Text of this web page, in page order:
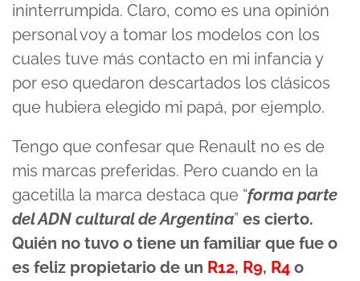
ininterrumpida. Claro, como es una opinión
personal voy a tomar los modelos con los
cuales tuve más contacto en mi infancia y
por eso quedaron descartados los clásicos
que hubiera elegido mi papá, por ejemplo.
Tengo que confesar que Renault no es de
mis marcas preferidas. Pero cuando en la
gacetilla la marca destaca que “forma parte
del ADN cultural de Argentina” es cierto.
Quién no tuvo o tiene un familiar que fue o
es feliz propietario de un R12, R9, R4 o